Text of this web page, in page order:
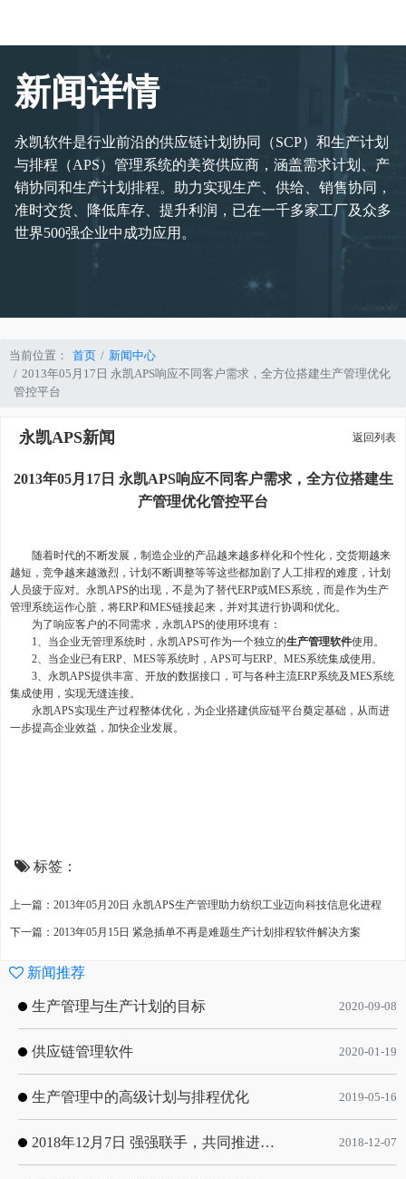
新闻详情
永凯软件是行业前沿的供应链计划协同（SCP）和生产计划
与排程（APS）管理系统的美资供应商，涵盖需求计划、产
销协同和生产计划排程。助力实现生产、供给、销售协同，
准时交货、降低库存、提升利润，已在一千多家工厂及众多
世界500强企业中成功应用。
当前位置： 首页
新闻中心
2013年05月17日 永凯APS响应不同客户需求，全方位搭建生产管理优化
管控平台
永凯APS新闻 返回列表
2013年05月17日 永凯APS响应不同客户需求，全方位搭建生
产管理优化管控平台
随着时代的不断发展，制造企业的产品越来越多样化和个性化，交货期越来
越短，竞争越来越激烈，计划不断调整等等这些都加剧了人工排程的难度，计划
人员疲于应对。永凯APS的出现，不是为了替代ERP或MES系统，而是作为生产
管理系统运作心脏，将ERP和MES链接起来，并对其进行协调和优化。
为了响应客户的不同需求，永凯APS的使用环境有：
1、当企业无管理系统时，永凯APS可作为一个独立的生产管理软件使用。
2、当企业已有ERP、MES等系统时，APS可与ERP、MES系统集成使用。
3、永凯APS提供丰富、开放的数据接口，可与各种主流ERP系统及MES系统
集成使用，实现无缝连接。
永凯APS实现生产过程整体优化，为企业搭建供应链平台奠定基础，从而进
一步提高企业效益，加快企业发展。
标签：
上一篇：2013年05月20日 永凯APS生产管理助力纺织工业迈向科技信息化进程
下一篇：2013年05月15日 紧急插单不再是难题生产计划排程软件解决方案
新闻推荐
生产管理与生产计划的目标 2020-09-08
供应链管理软件 2020-01-19
生产管理中的高级计划与排程优化 2019-05-16
2018年12月7日 强强联手，共同推进电子器件领域APS应用典范 风华高科生产自动化工业互联网应用项目-APS项目启动会 2018-12-07